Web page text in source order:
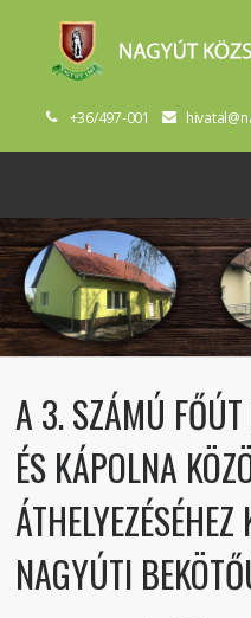
+36/497-001
A 3. SZÁMÚ
ÉS KÁPOLNA
NAGYÚTI